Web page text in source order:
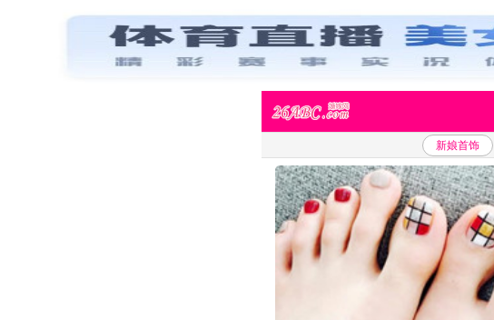
新娘首饰